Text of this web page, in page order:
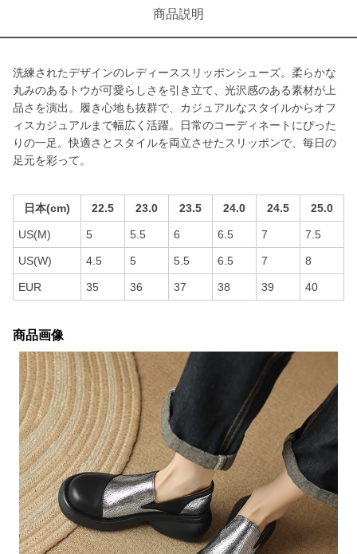
商品説明
洗練されたデザインのレディーススリッポンシューズ。柔らかな
丸みのあるトウが可愛らしさを引き立て、光沢感のある素材が上
品さを演出。履き心地も抜群で、カジュアルなスタイルからオフ
ィスカジュアルまで幅広く活躍。日常のコーディネートにぴった
りの一足。快適さとスタイルを両立させたスリッポンで、毎日の
足元を彩って。
日本(cm) 22.5 23.0 23.5 24.0 24.5 25.0
US(M) 5 5.5 6 6.5 7 7.5
US(W) 4.5 5 5.5 6.5 7 8
EUR 35 36 37 38 39 40
商品画像